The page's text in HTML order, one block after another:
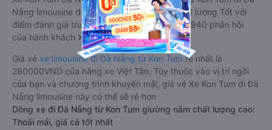
Nẵng limousine được đánh giá chung có chất lượng Tốt với
điểm đánh giá trung bình từ 4.7/5 dựa trên 6940 phản hồi
của hành khách Xe về Đà Nẵng từ Kon Tum.
Giá vé xe limousine đi Đà Nẵng từ Kon Tumrẻ nhất là
280000VND của hãng xe Việt Tân. Tùy thuộc vào vị trí ngồi
của bạn và chương trình khuyến mãi, giá vé Xe Kon Tum đi Đà
Nẵng limousine này có thể sẽ rẻ hơn
Dòng xe đi Đà Nẵng từ Kon Tum giường nằm chất lượng cao:
Thoải mái, giá cả tốt nhất